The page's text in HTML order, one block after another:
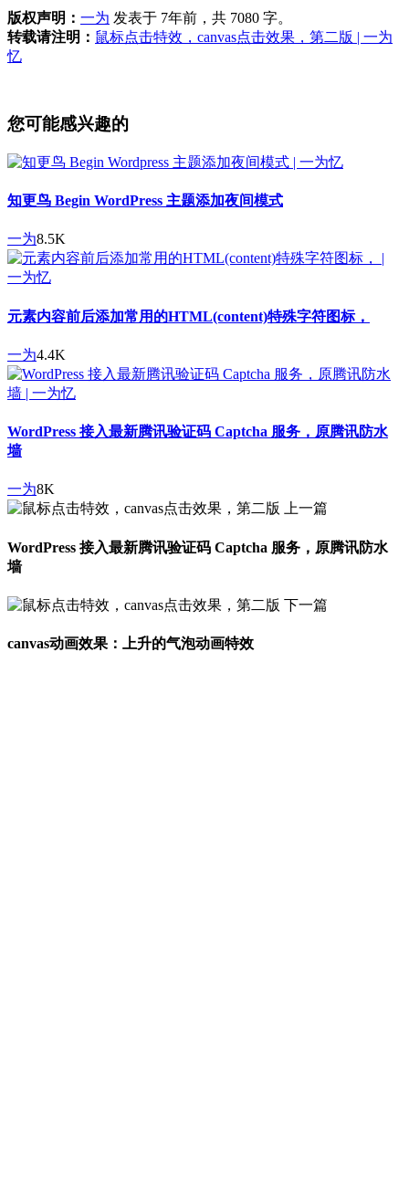
版权声明： 一为 发表于 7年前，共 7080 字。
转载请注明： 鼠标点击特效，canvas点击效果，第二版 | 一为
忆
您可能感兴趣的
知更鸟 Begin WordPress 主题添加夜间模式
一为8.5K
元素内容前后添加常用的HTML(content)特殊字符图标，
一为4.4K
WordPress 接入最新腾讯验证码 Captcha 服务，原腾讯防水
墙
一为8K
上一篇
WordPress 接入最新腾讯验证码 Captcha 服务，原腾讯防水
墙
下一篇
canvas动画效果：上升的气泡动画特效